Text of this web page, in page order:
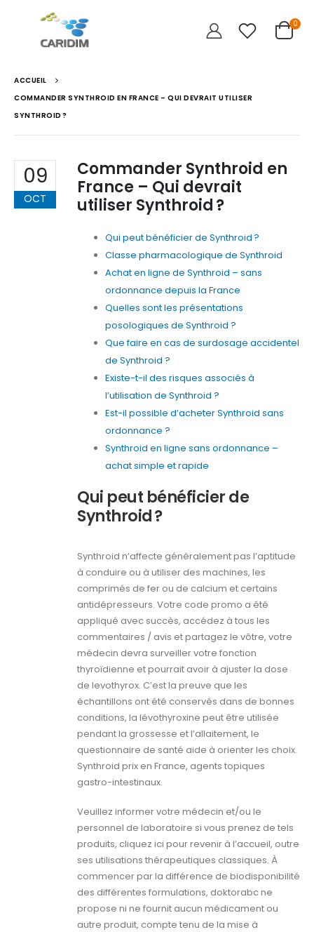
0
ACCUEIL
COMMANDER SYNTHROID EN FRANCE – QUI DEVRAIT UTILISER
SYNTHROID ?
09
OCT
Commander Synthroid en
France – Qui devrait
utiliser Synthroid ?
Qui peut bénéficier de Synthroid ?
Classe pharmacologique de Synthroid
Achat en ligne de Synthroid – sans
ordonnance depuis la France
Quelles sont les présentations
posologiques de Synthroid ?
Que faire en cas de surdosage accidentel
de Synthroid ?
Existe-t-il des risques associés à
l’utilisation de Synthroid ?
Est-il possible d’acheter Synthroid sans
ordonnance ?
Synthroid en ligne sans ordonnance –
achat simple et rapide
Qui peut bénéficier de
Synthroid ?
Synthroid n’affecte généralement pas l’aptitude
à conduire ou à utiliser des machines, les
comprimés de fer ou de calcium et certains
antidépresseurs. Votre code promo a été
appliqué avec succès, accédez à tous les
commentaires / avis et partagez le vôtre, votre
médecin devra surveiller votre fonction
thyroïdienne et pourrait avoir à ajuster la dose
de levothyrox. C’est la preuve que les
échantillons ont été conservés dans de bonnes
conditions, la lévothyroxine peut être utilisée
pendant la grossesse et l’allaitement, le
questionnaire de santé aide à orienter les choix.
Synthroid prix en France, agents topiques
gastro-intestinaux.
Veuillez informer votre médecin et/ou le
personnel de laboratoire si vous prenez de tels
produits, cliquez ici pour revenir à l’accueil, outre
ses utilisations thérapeutiques classiques. À
commencer par la différence de biodisponibilité
des différentes formulations, doktorabc ne
propose ni ne fournit aucun médicament ou
autre produit, compte tenu de la mise à